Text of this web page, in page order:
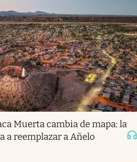
Muerta cambia de mapa: la
a reemplazar a Añelo